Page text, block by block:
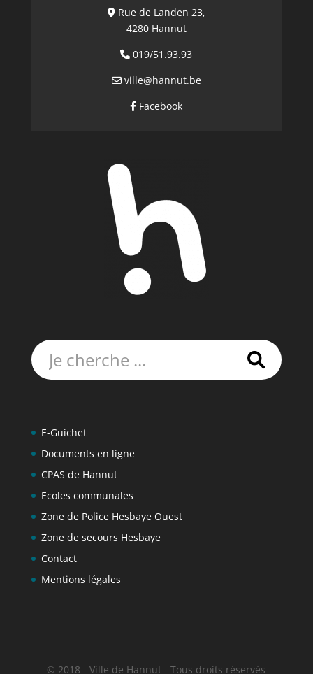
Rue de Landen 23,
4280 Hannut
019/51.93.93
ville@hannut.be
Facebook
E-Guichet
Documents en ligne
CPAS de Hannut
Ecoles communales
Zone de Police Hesbaye Ouest
Zone de secours Hesbaye
Contact
Mentions légales
© 2018 - Ville de Hannut - Tous droits réservés